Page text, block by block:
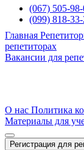
(067) 505-
(099) 818-
Главная
репетиторах
Вакансии для
О нас Политика
Материалы для
Регистрация для